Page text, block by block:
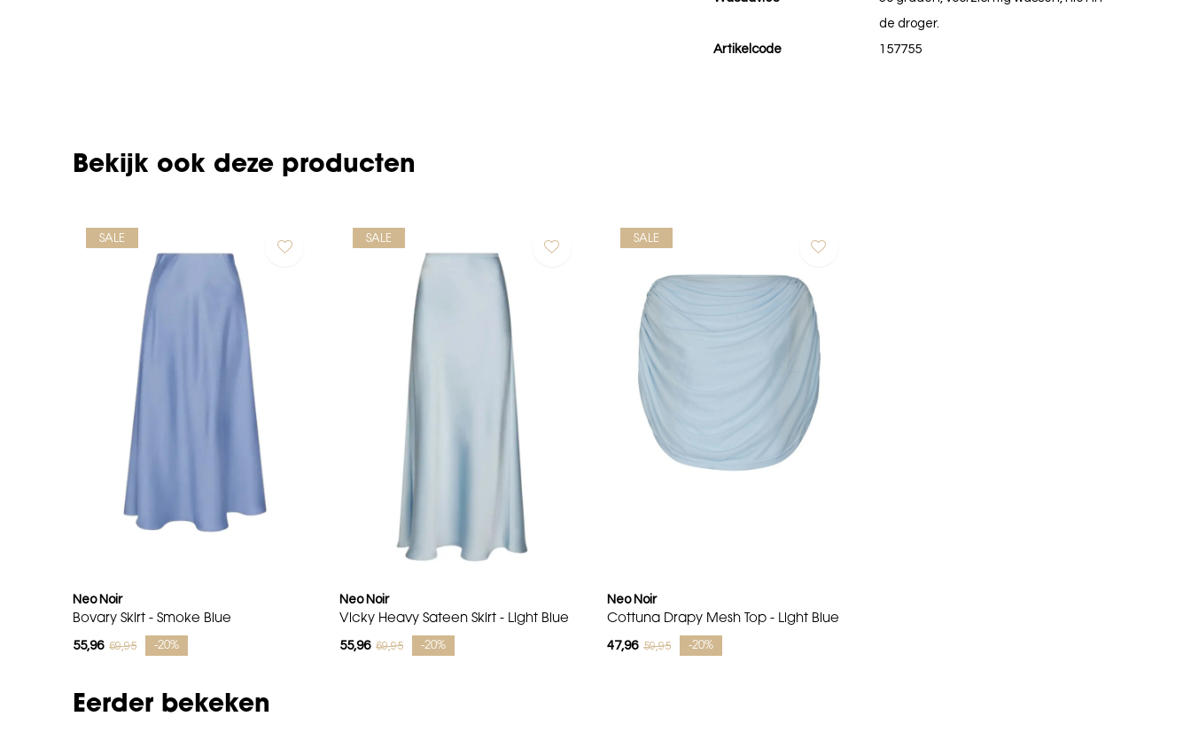
de droger.
Artikelcode
157755
Bekijk ook deze producten
SALE
Neo Noir
Bovary Skirt - Smoke Blue
55,96 69,95 -20%
SALE
Neo Noir
Vicky Heavy Sateen Skirt - Light Blue
55,96 69,95 -20%
SALE
Neo Noir
Cottuna Drapy Mesh Top - Light Blue
47,96 59,95 -20%
Eerder bekeken